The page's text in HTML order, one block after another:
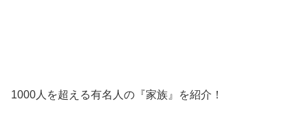
1000人を超える有名人の『家族』を紹介！